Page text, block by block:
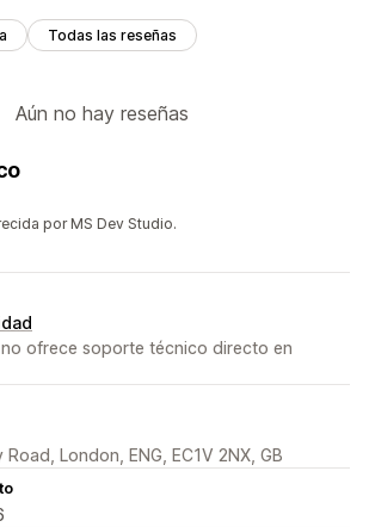
Todas las reseñas
Aún no hay reseñas
por MS Dev Studio.
ofrece soporte técnico directo en
London, ENG, EC1V 2NX, GB